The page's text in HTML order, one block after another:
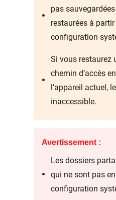
pas
restaurées à
configuration
Si vous restaurez
chemin d’accès
l’appareil actuel,
inaccessible.
Avertissement :
Les dossiers
qui ne sont pas
configuration